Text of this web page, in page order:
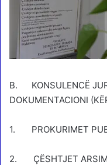
B. KONSULENCË
DOKUMENTACIONI
1. PROKURIMET
2. ÇËSHTJET